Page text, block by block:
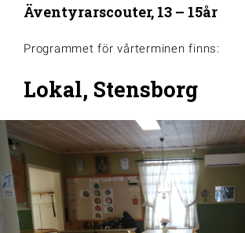
Äventyrarscouter, 13 – 15år
Programmet för vårterminen finns:
Lokal, Stensborg